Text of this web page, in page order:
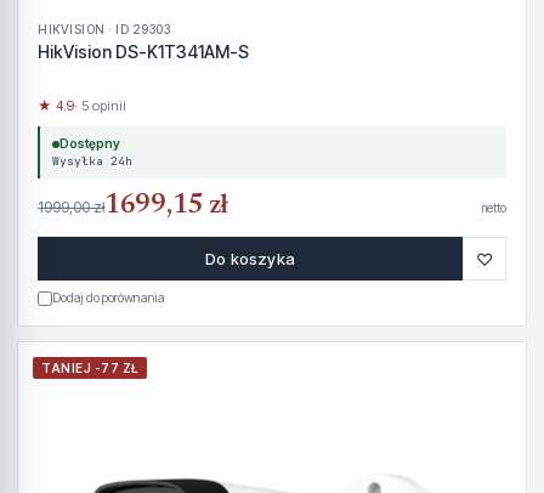
HIKVISION · ID 29303
HikVision DS-K1T341AM-S
★ 4.9· 5 opinii
Dostępny
Wysyłka 24h
1999,00 zł1699,15 zł netto
Do koszyka ♡
Dodaj do porównania
TANIEJ -77 ZŁ